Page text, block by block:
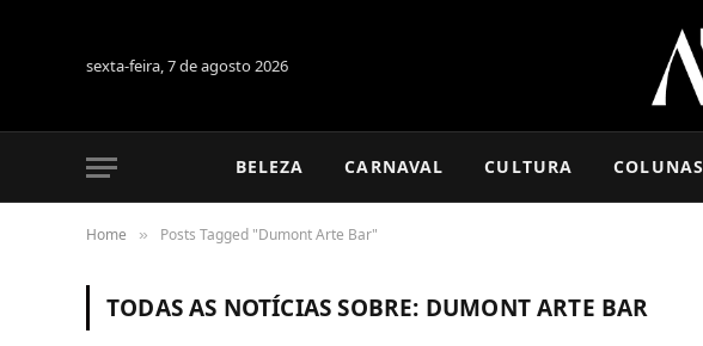
sexta-feira, 7 de agosto 2026
BELEZA CARNAVAL CULTURA COLUNAS
Home » Posts Tagged "Dumont Arte Bar"
TODAS AS NOTÍCIAS SOBRE: DUMONT ARTE BAR